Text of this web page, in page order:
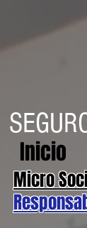
Inicio
Micro